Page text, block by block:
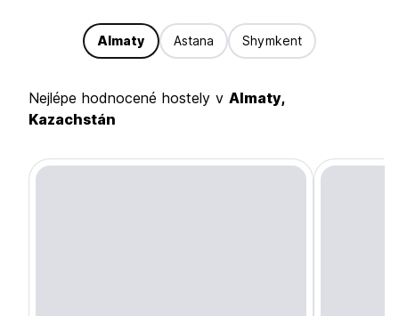
Almaty Astana Shymkent
Nejlépe hodnocené hostely v Almaty,
Kazachstán